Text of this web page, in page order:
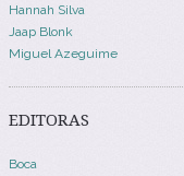
Hannah Silva
Jaap Blonk
Miguel Azeguime
EDITORAS
Boca